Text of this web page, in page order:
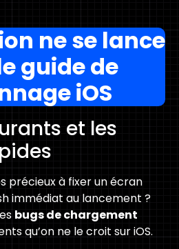
ne se lance
guide de
iOS
et les
précieux à fixer un écran
immédiat au lancement ?
bugs de chargement
qu’on ne le croit sur iOS.